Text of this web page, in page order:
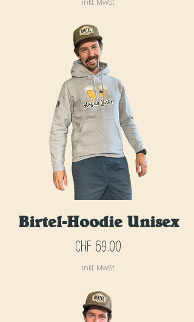
inkl. MwSt
Birtel-Hoodie Unisex
Preis
CHF 69.00
inkl. MwSt